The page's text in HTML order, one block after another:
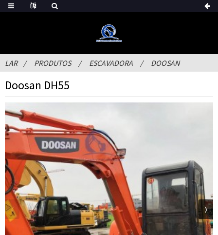
LAR PRODUTOS ESCAVADORA DOOSAN
Doosan DH55